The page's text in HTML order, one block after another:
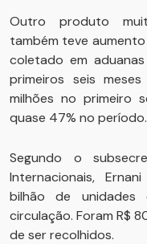
Outro produto
também teve
coletado em
primeiros seis
milhões no primeiro
quase 47% no período.
Segundo o
Internacionais,
bilhão de unidades
circulação. Foram R$
de ser recolhidos.